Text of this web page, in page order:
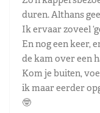
duren. Althans
Ik ervaar zoveel
En nog een keer,
de kam over een
Kom je buiten,
ik maar eerder
🤓